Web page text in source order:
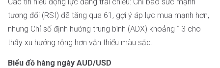
tương đối (RSI) đã tăng qua 61, gợi ý áp lực mua mạnh hơn,
nhưng Chỉ số định hướng trung bình (ADX) khoảng 13 cho
thấy xu hướng rộng hơn vẫn thiếu màu sắc.
Biểu đồ hàng ngày AUD/USD